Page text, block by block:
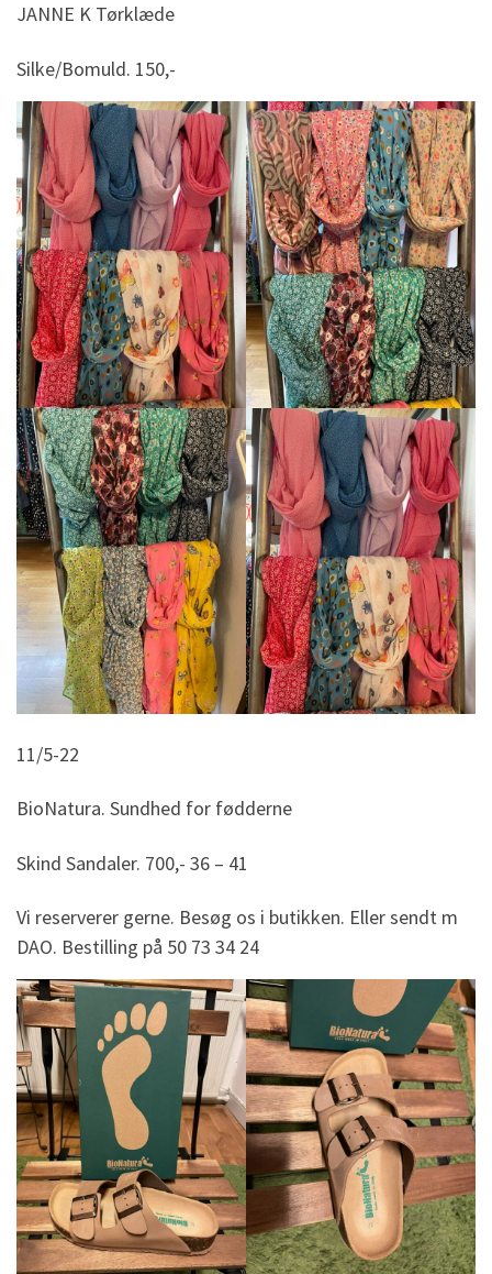
JANNE K Tørklæde
Silke/Bomuld. 150,-
11/5-22
BioNatura. Sundhed for fødderne
Skind Sandaler. 700,- 36 – 41
Vi reserverer gerne. Besøg os i butikken. Eller sendt m
DAO. Bestilling på 50 73 34 24